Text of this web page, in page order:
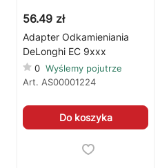
56.49 zł
Adapter Odkamieniania
DeLonghi EC 9xxx
0 Wyślemy pojutrze
Art. AS00001224
Do koszyka
🛒Jak kupić w sklepie?
🗹 Reklamacja naprawy